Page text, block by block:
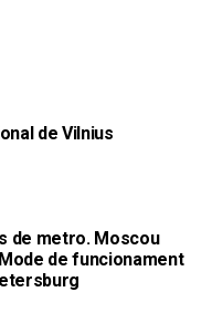
de Vilnius
de metro. Moscou
de funcionament